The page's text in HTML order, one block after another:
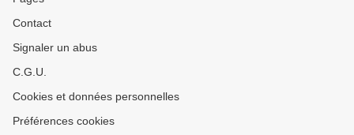
Contact
Signaler un abus
C.G.U.
Cookies et données personnelles
Préférences cookies